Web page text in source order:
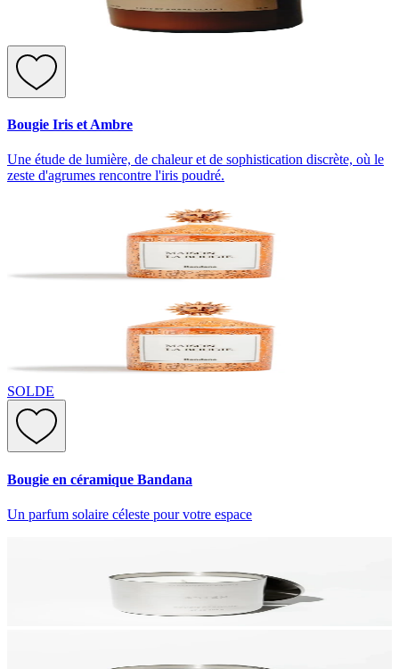
Bougie Iris et Ambre
Une étude de lumière, de chaleur et de sophistication discrète, où le
zeste d'agrumes rencontre l'iris poudré.
SOLDE
Bougie en céramique Bandana
Un parfum solaire céleste pour votre espace